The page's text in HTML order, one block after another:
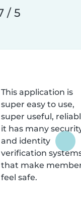
/ 5
This application is
super easy to use,
super useful,
it has many
and identity
verification
that make
feel safe.